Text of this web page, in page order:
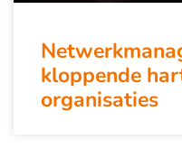
kloppende
organisaties